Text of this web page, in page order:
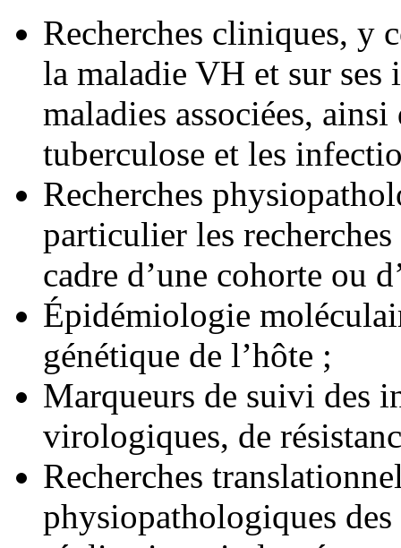
Recherches cliniques, y
la maladie VH et sur
maladies associées,
tuberculose et les
Recherches
particulier les
cadre d’une cohorte ou
Épidémiologie
génétique de l’hôte ;
Marqueurs de suivi des
virologiques, de
Recherches
physiopathologiques